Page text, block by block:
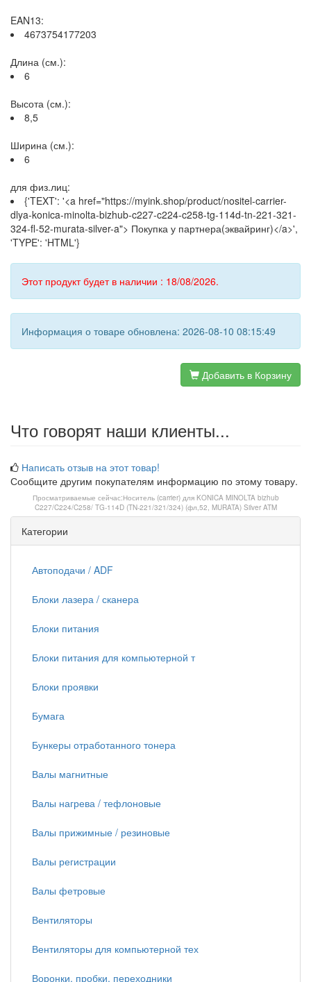
EAN13:
4673754177203
Длина (см.):
6
Высота (см.):
8,5
Ширина (см.):
6
для физ.лиц:
{'TEXT': '<a href="https://myink.shop/product/nositel-carrier-
dlya-konica-minolta-bizhub-c227-c224-c258-tg-114d-tn-221-321-
324-fl-52-murata-silver-a"> Покупка у партнера(эквайринг)</a>',
'TYPE': 'HTML'}
Этот продукт будет в наличии : 18/08/2026.
Информация о товаре обновлена: 2026-08-10 08:15:49
Добавить в Корзину
Что говорят наши клиенты...
Написать отзыв на этот товар!
Сообщите другим покупателям информацию по этому товару.
Просматриваемые сейчас:Носитель (carrier) для KONICA MINOLTA bizhub
C227/C224/C258/ TG-114D (TN-221/321/324) (фл,52, MURATA) Silver ATM
Категории
Автоподачи / ADF
Блоки лазера / сканера
Блоки питания
Блоки питания для компьютерной т
Блоки проявки
Бумага
Бункеры отработанного тонера
Валы магнитные
Валы нагрева / тефлоновые
Валы прижимные / резиновые
Валы регистрации
Валы фетровые
Вентиляторы
Вентиляторы для компьютерной тех
Воронки, пробки, переходники